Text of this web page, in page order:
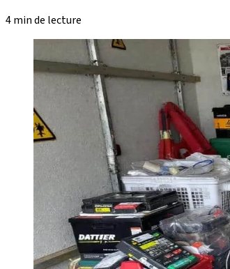
4 min de lecture